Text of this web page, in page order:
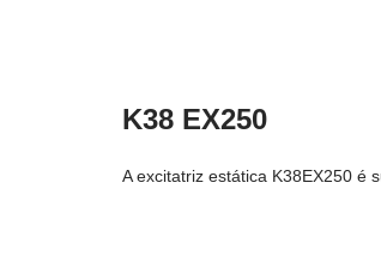
K38 EX250
A excitatriz estática K38EX250 é